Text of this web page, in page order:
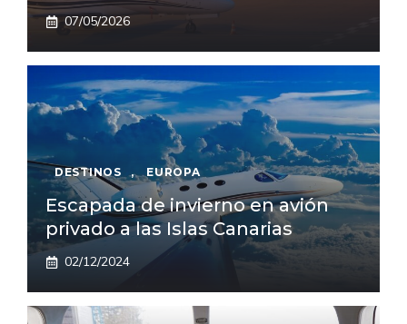
07/05/2026
DESTINOS , EUROPA
Escapada de invierno en avión
privado a las Islas Canarias
02/12/2024